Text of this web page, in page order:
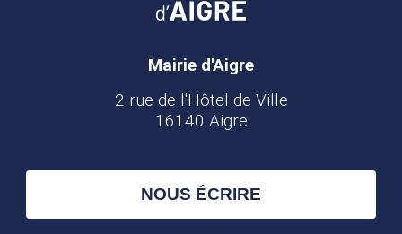
Mairie d'Aigre
2 rue de l'Hôtel de Ville
16140 Aigre
NOUS ÉCRIRE